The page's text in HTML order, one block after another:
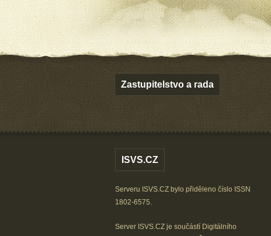
Zastupitelstvo a rada
ISVS.CZ
Serveru ISVS.CZ bylo přiděleno číslo ISSN
1802-6575.
Server ISVS.CZ je součástí Digitálního